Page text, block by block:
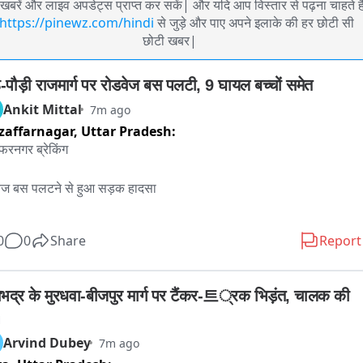
खबरें और लाइव अपडेट्स प्राप्त कर सकें| और यदि आप विस्तार से पढ़ना चाहते
https://pinewz.com/hindi से जुड़े और पाए अपने इलाके की हर छोटी सी
छोटी खबर|
पौड़ी राजमार्ग पर रोडवेज बस पलटी, 9 घायल बच्चों समेत
Ankit Mittal 7m ago
Uttar Pradesh:
ब्रेकिंग
बस पलटने से हुआ सड़क हादसा
लोगों ने घायलों को बस से निकाला
ने घायलों को हॉस्पिटल भिजवाया
0 Share Report
के मुरधवा-बीजपुर मार्ग पर टैंकर-트्रक भिड़ंत, चालक की
Arvind Dubey 7m ago